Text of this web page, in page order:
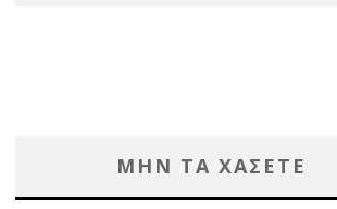
ΜΗΝ ΤΑ ΧΑΣΕΤΕ